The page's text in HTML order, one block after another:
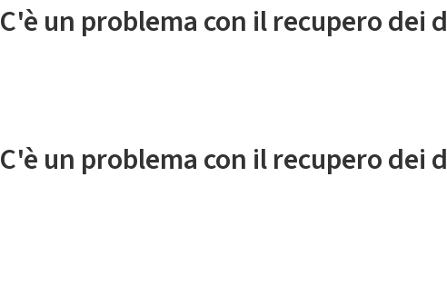
C'è un problema con il recupero dei
C'è un problema con il recupero dei